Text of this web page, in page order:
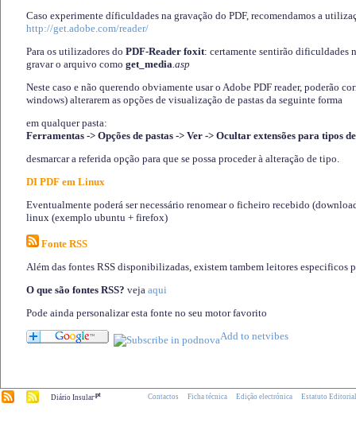
Caso experimente díficuldades na gravação do PDF, recomendamos a
http://get.adobe.com/reader/
Para os utilizadores do PDF-Reader foxit: certamente sentirão dificuldades
gravar o arquivo como get_media.asp
Neste caso e não querendo obviamente usar o Adobe PDF reader, poderão
windows) alterarem as opções de visualização de pastas da seguinte forma
em qualquer pasta:
Ferramentas -> Opções de pastas -> Ver -> Ocultar extensões para tipos
desmarcar a referida opção para que se possa proceder à alteração de tipo.
DI PDF em Linux
Eventualmente poderá ser necessário renomear o ficheiro recebido
linux (exemplo ubuntu + firefox)
Fonte RSS
Além das fontes RSS disponibilizadas, existem tambem leitores especificos
O que são fontes RSS? veja aqui
Pode ainda personalizar esta fonte no seu motor favorito
Diário Insular.pt Contactos Ficha técnica Edição electrónica Estatuto Editorial